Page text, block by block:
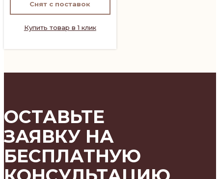
Снят с поставок
Купить товар в 1 клик
ОСТАВЬТЕ
ЗАЯВКУ НА
БЕСПЛАТНУЮ